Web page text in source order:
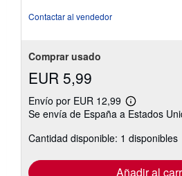
Contactar al vendedor
Comprar usado
EUR 5,99
Envío por EUR 12,99
Más
información
las
tarifas
envío
Se envía de España a Estados
Cantidad disponible: 1 disponibles
Añadir al